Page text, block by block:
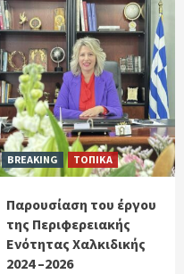
BREAKING ΤΟΠΙΚΑ
Παρουσίαση του έργου
της Περιφερειακής
Ενότητας Χαλκιδικής
2024 –2026